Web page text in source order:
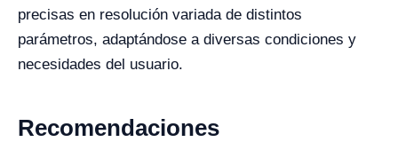
precisas en resolución variada de distintos
parámetros, adaptándose a diversas condiciones y
necesidades del usuario.
Recomendaciones